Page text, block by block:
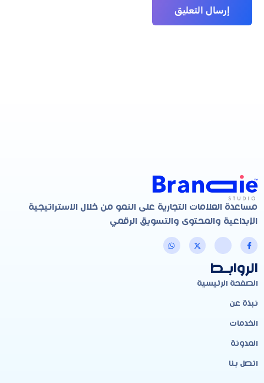
مساعدة العلامات التجارية على النمو من خلال الاستراتيجية
الإبداعية والمحتوى والتسويق الرقمي
الروابـط
الصفحة الرئيسية
نبذة عن
الخدمات
المدونة
اتصل بنا